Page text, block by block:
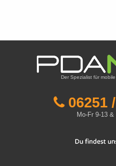
Der Spezialist für
06251
Mo-Fr 9-13 &